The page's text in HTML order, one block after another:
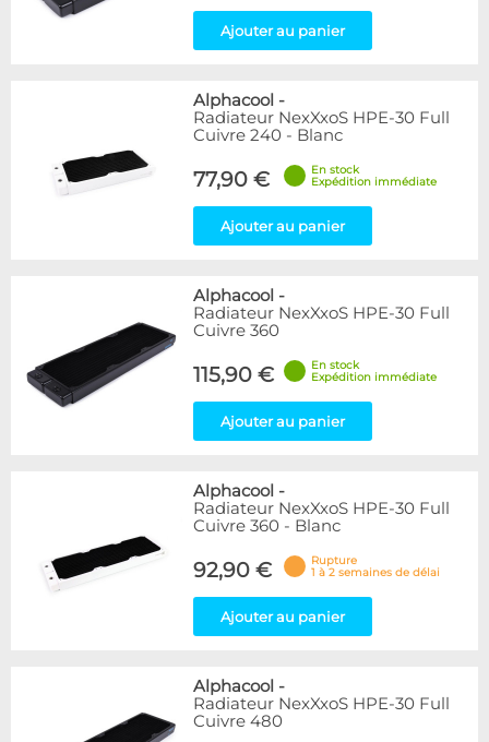
Ajouter au panier
Alphacool -
Radiateur NexXxoS HPE-30 Full
Cuivre 240 - Blanc
77,90 €
En stock
Expédition immédiate
Ajouter au panier
Alphacool -
Radiateur NexXxoS HPE-30 Full
Cuivre 360
115,90 €
En stock
Expédition immédiate
Ajouter au panier
Alphacool -
Radiateur NexXxoS HPE-30 Full
Cuivre 360 - Blanc
92,90 €
Rupture
1 à 2 semaines de délai
Ajouter au panier
Alphacool -
Radiateur NexXxoS HPE-30 Full
Cuivre 480